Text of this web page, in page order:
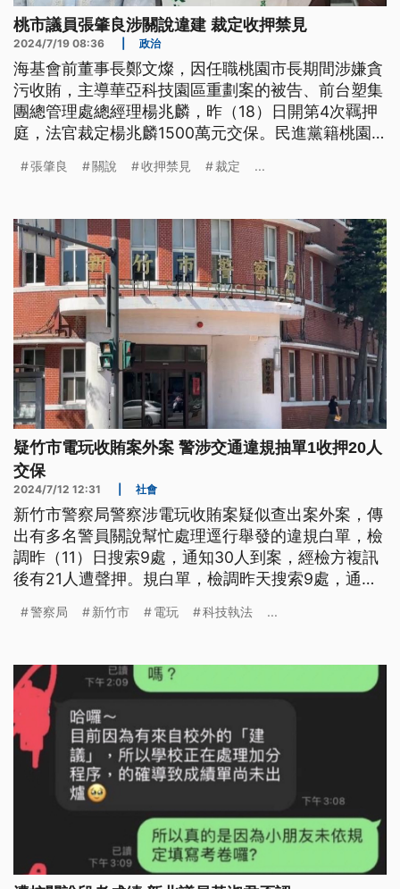
桃市議員張肇良涉關說違建 裁定收押禁見
2024/7/19 08:36 政治
海基會前董事長鄭文燦，因任職桃園市長期間涉嫌貪
污收賄，主導華亞科技園區重劃案的被告、前台塑集
團總管理處總經理楊兆麟，昨（18）日開第4次羈押
庭，法官裁定楊兆麟1500萬元交保。民進黨籍桃園
園地方法院開庭審理後認為，張肇良說詞反覆，且有
定收押禁見。
張肇良 關說 收押禁見 裁定 ...
疑竹市電玩收賄案外案 警涉交通違規抽單1收押20人
交保
2024/7/12 12:31 社會
新竹市警察局警察涉電玩收賄案疑似查出案外案，傳
出有多名警員關說幫忙處理逕行舉發的違規白單，檢
調昨（11）日搜索9處，通知30人到案，經檢方複訊
後有21人遭聲押。規白單，檢調昨天搜索9處，通知
開羈押庭審理，張姓偵查佐裁定准押禁見，另20名涉
調，會秉持不庇縱態度，自清自查、警紀警辦。
警察局 新竹市 電玩 科技執法 ...